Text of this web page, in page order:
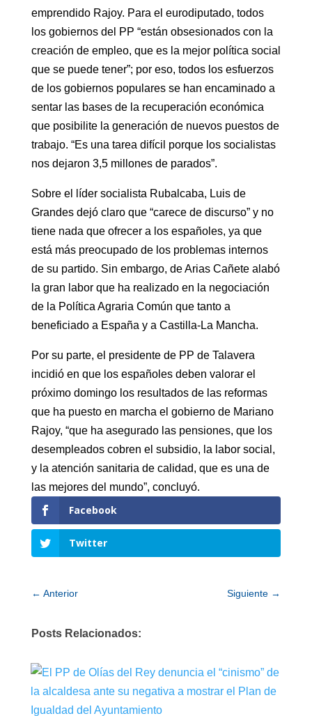
emprendido Rajoy. Para el eurodiputado, todos
los gobiernos del PP “están obsesionados con la
creación de empleo, que es la mejor política social
que se puede tener”; por eso, todos los esfuerzos
de los gobiernos populares se han encaminado a
sentar las bases de la recuperación económica
que posibilite la generación de nuevos puestos de
trabajo. “Es una tarea difícil porque los socialistas
nos dejaron 3,5 millones de parados”.
Sobre el líder socialista Rubalcaba, Luis de
Grandes dejó claro que “carece de discurso” y no
tiene nada que ofrecer a los españoles, ya que
está más preocupado de los problemas internos
de su partido. Sin embargo, de Arias Cañete alabó
la gran labor que ha realizado en la negociación
de la Política Agraria Común que tanto a
beneficiado a España y a Castilla-La Mancha.
Por su parte, el presidente de PP de Talavera
incidió en que los españoles deben valorar el
próximo domingo los resultados de las reformas
que ha puesto en marcha el gobierno de Mariano
Rajoy, “que ha asegurado las pensiones, que los
desempleados cobren el subsidio, la labor social,
y la atención sanitaria de calidad, que es una de
las mejores del mundo”, concluyó.
Facebook
Twitter
← Anterior Siguiente →
Posts Relacionados: